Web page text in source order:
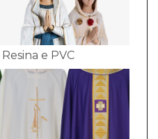
e PVC